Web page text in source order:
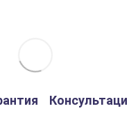
Консультация